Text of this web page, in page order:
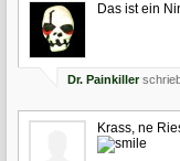
Das ist ein
Dr. Painkiller
Krass, ne